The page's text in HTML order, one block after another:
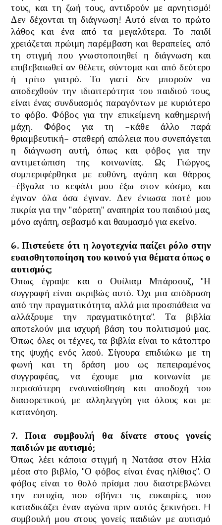
τους, και τη ζωή τους, αντιδρούν με αρνητισμό!
Δεν δέχονται τη διάγνωση! Αυτό είναι το πρώτο
λάθος και ένα από τα μεγαλύτερα. Το παιδί
χρειάζεται πρώιμη παρέμβαση και θεραπείες, από
τη στιγμή που γνωστοποιηθεί η διάγνωση και
επιβεβαιωθεί αν θέλετε, σύντομα και από δεύτερο
ή τρίτο γιατρό. Το γιατί δεν μπορούν να
αποδεχθούν την ιδιαιτερότητα του παιδιού τους,
είναι ένας συνδυασμός παραγόντων με κυριότερο
το φόβο. Φόβος για την επικείμενη καθημερινή
μάχη. Φόβος για τη -κάθε άλλο παρά
θριαμβευτική- σταθερή απώλεια που συνεπάγεται
η διάγνωση αυτή, όπως και φόβος για την
αντιμετώπιση της κοινωνίας. Ως Γιώργος,
συμπεριφέρθηκα με ευθύνη, αγάπη και θάρρος
-έβγαλα το κεφάλι μου έξω στον κόσμο, και
έγιναν όλα όσα έγιναν. Δεν ένιωσα ποτέ μου
πικρία για την "αόρατη" αναπηρία του παιδιού μας,
μόνο αγάπη, σεβασμό και θαυμασμό για εκείνο.
6. Πιστεύετε ότι η λογοτεχνία παίζει ρόλο στην
ευαισθητοποίηση του κοινού για θέματα όπως ο
αυτισμός;
Όπως έγραψε και ο Ουίλιαμ Μπάροουζ, "Η
συγγραφή είναι ακριβώς αυτό. Όχι μια απόδραση
από την πραγματικότητα, αλλά μια προσπάθεια να
αλλάξουμε την πραγματικότητα". Τα βιβλία
αποτελούν μια ισχυρή βάση του πολιτισμού μας.
Όπως όλες οι τέχνες, τα βιβλία είναι το κάτοπτρο
της ψυχής ενός λαού. Σίγουρα επιδιώκω με τη
φωνή και τη δράση μου ως πεπειραμένος
συγγραφέας, να έχουμε μια κοινωνία με
περισσότερη ενσυναίσθηση και αποδοχή του
διαφορετικού, με αλληλεγγύη για όλους και με
κατανόηση.
7. Ποια συμβουλή θα δίνατε στους γονείς
παιδιών με αυτισμό;
Όπως λέει κάποια στιγμή η Νατάσα στον Ηλία
μέσα στο βιβλίο, "Ο φόβος είναι ένας ηλίθιος". Ο
φόβος είναι το θολό πρίσμα που διαστρεβλώνει
την ευτυχία, που σβήνει τις ευκαιρίες, που
καταδικάζει έναν αγώνα πριν αυτός ξεκινήσει. H
συμβουλή μου στους γονείς παιδιών με αυτισμό